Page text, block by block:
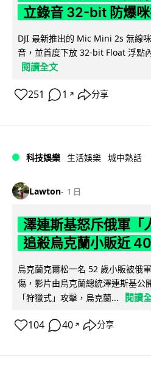
立錄音 32-bit 防爆
DJI 最新推出的 Mic Mini 2s 無線
音，並首度下放 32-bit Float 浮點
閱讀全文
251 1 ↗ 分享
科技娛樂 生活娛樂 城中熱話
Lawton 1 日
澤連斯基怒斥俄軍「
追殺烏克蘭小販近
烏克蘭克爾松一名 52 歲小販被俄
傷，影片由烏克蘭總統澤連斯基公
「狩獵式」攻擊，烏克蘭...
閱讀
104 40 ↗ 分享